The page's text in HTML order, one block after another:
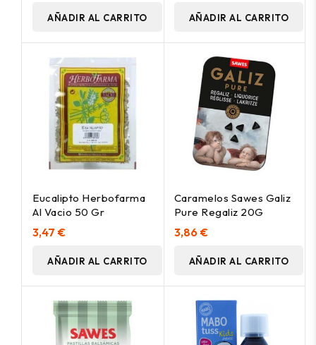
AÑADIR AL CARRITO AÑADIR AL CARRITO
Eucalipto Herbofarma
Al Vacio 50 Gr
3,47 €
AÑADIR AL CARRITO
Caramelos Sawes Galiz
Pure Regaliz 20G
3,86 €
AÑADIR AL CARRITO